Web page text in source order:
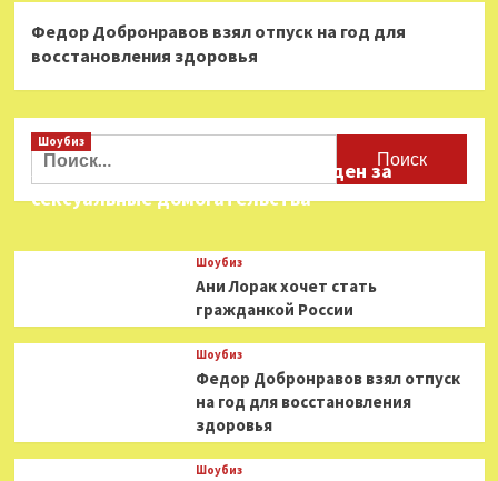
Федор Добронравов взял отпуск на год для
восстановления здоровья
Найти:
Шоубиз
Звезда «Игры в кальмара» осужден за
сексуальные домогательства
Шоубиз
Ани Лорак хочет стать
гражданкой России
Шоубиз
Федор Добронравов взял отпуск
на год для восстановления
здоровья
Шоубиз